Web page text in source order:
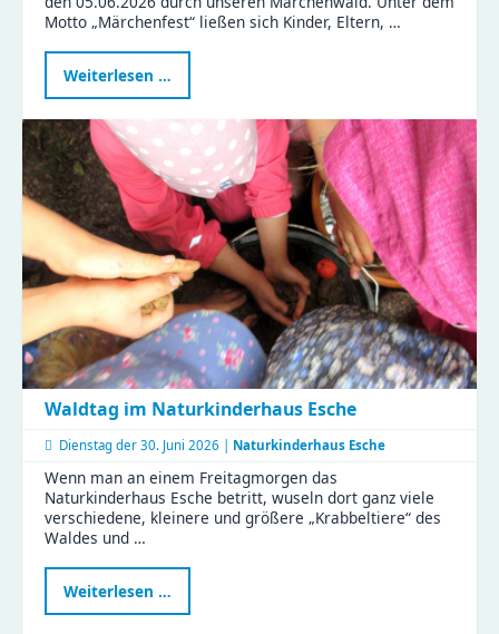
Motto „Märchenfest“ ließen sich Kinder, Eltern, …
Weiterlesen …
Stunden
im
Zeisigwaldfüchse
Waldtag im Naturkinderhaus Esche
Dienstag der 30. Juni 2026 | Naturkinderhaus Esche
Wenn man an einem Freitagmorgen das
Naturkinderhaus Esche betritt, wuseln dort ganz viele
verschiedene, kleinere und größere „Krabbeltiere“ des
Waldes und …
Weiterlesen …
im